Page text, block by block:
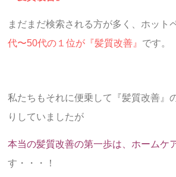
まだまだ検索される方が多く、ホット
代〜50代の１位が『髪質改善』 です。
私たちもそれに便乗して『髪質改善』
りしていましたが
本当の髪質改善の第一歩は、ホームケ
す・・・！